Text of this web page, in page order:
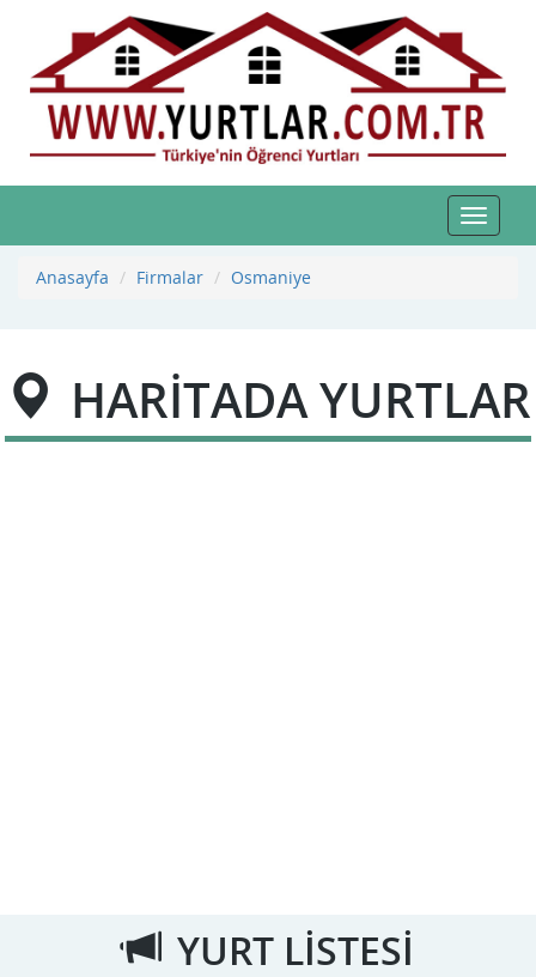
Toggle
Anasayfa
Firmalar Osmaniye
HARİTADA YURTLAR
YURT LİSTESİ